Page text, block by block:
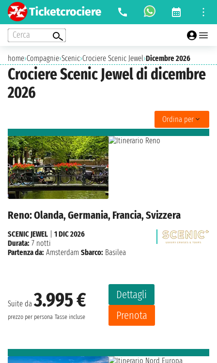
Cerca
home›Compagnie›Scenic›Crociere Scenic Jewel›Dicembre 2026
Crociere Scenic Jewel di dicembre
2026
Ordina per
Reno: Olanda, Germania, Francia, Svizzera
Suite da3.995 €
prezzo per persona Tasse incluse
Dettagli
Prenota
SCENIC JEWEL
1 DIC 2026
Durata: 7 notti
Partenza da: Amsterdam Sbarco: Basilea